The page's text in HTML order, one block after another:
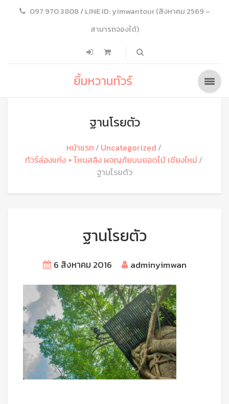
097 970 3808 / LINE ID: yimwantour (สิงหาคม 2569 –
สามารถจองได้)
ยิ้มหวานทัวร์
ฐานโรยตัว
หน้าแรก
Uncategorized
ทัวร์ล่องแก่ง + โหนสลิง ผจญภัยบนยอดไม้ เชียงใหม่
ฐานโรยตัว
ฐานโรยตัว
6 สิงหาคม 2016 adminyimwan